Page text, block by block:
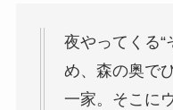
夜やってくる“
め、森の奥で
一家。そこに